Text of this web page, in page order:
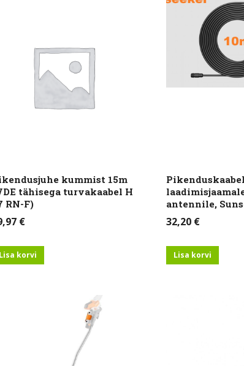
kummist 15m
tähisega turvakaabel H
RN-F)
€
Lisa korvi
Pikenduskaabel
antennile,
32,20 €
Lisa korvi